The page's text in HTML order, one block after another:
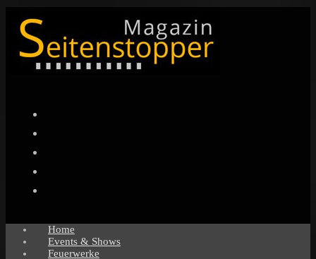
Home
Events & Shows
Feuerwerke